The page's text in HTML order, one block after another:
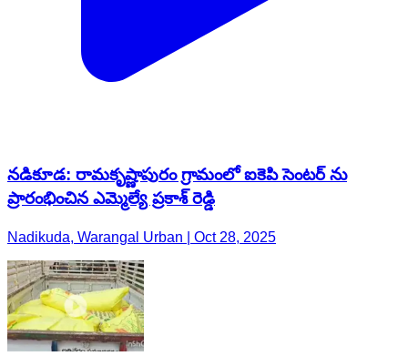
నడికూడ: రామకృష్ణాపురం గ్రామంలో ఐకెపి సెంటర్ ను
ప్రారంభించిన ఎమ్మెల్యే ప్రకాశ్ రెడ్డి
Nadikuda, Warangal Urban | Oct 28, 2025